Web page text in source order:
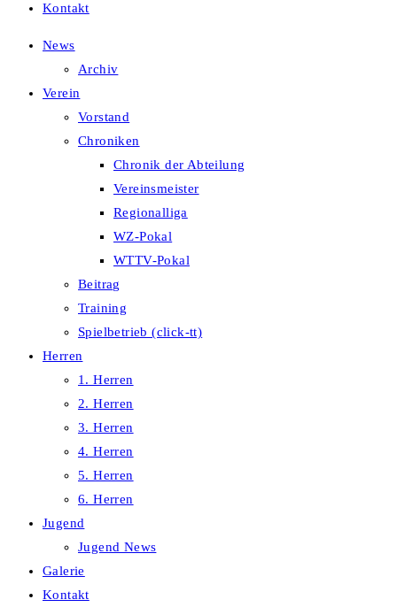
Kontakt
News
Archiv
Verein
Vorstand
Chroniken
Chronik der Abteilung
Vereinsmeister
Regionalliga
WZ-Pokal
WTTV-Pokal
Beitrag
Training
Spielbetrieb (click-tt)
Herren
1. Herren
2. Herren
3. Herren
4. Herren
5. Herren
6. Herren
Jugend
Jugend News
Galerie
Kontakt